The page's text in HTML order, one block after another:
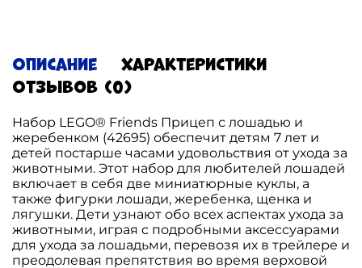
Описание
Характеристики
Отзывов (0)
Набор LEGO® Friends Прицеп с лошадью и
жеребенком (42695) обеспечит детям 7 лет и
детей постарше часами удовольствия от ухода за
животными. Этот набор для любителей лошадей
включает в себя две миниатюрные куклы, а
также фигурки лошади, жеребенка, щенка и
лягушки. Дети узнают обо всех аспектах ухода за
животными, играя с подробными аксессуарами
для ухода за лошадьми, перевозя их в трейлере и
преодолевая препятствия во время верховой